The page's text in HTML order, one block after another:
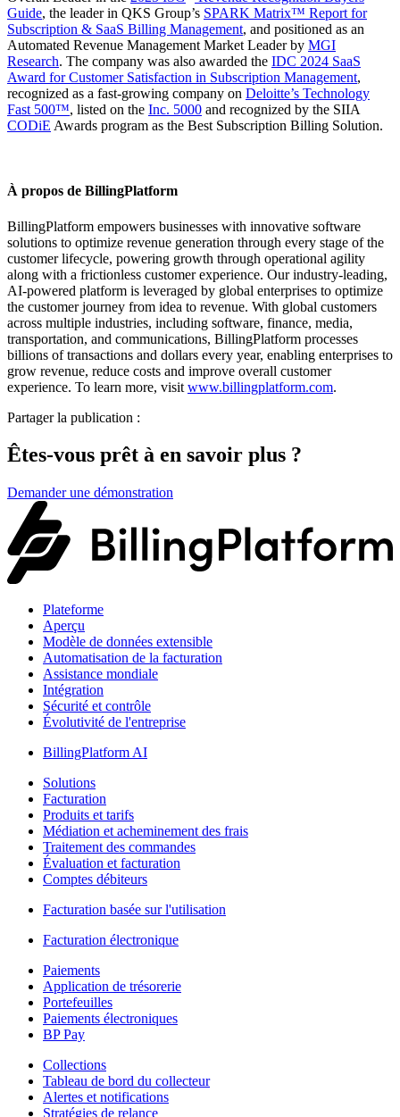
Guide, the leader in QKS Group’s SPARK Matrix™ Report for
Subscription & SaaS Billing Management, and positioned as an
Automated Revenue Management Market Leader by MGI
Research. The company was also awarded the IDC 2024 SaaS
Award for Customer Satisfaction in Subscription Management,
recognized as a fast-growing company on Deloitte’s Technology
Fast 500™, listed on the Inc. 5000 and recognized by the SIIA
CODiE Awards program as the Best Subscription Billing Solution.
À propos de BillingPlatform
BillingPlatform empowers businesses with innovative software
solutions to optimize revenue generation through every stage of the
customer lifecycle, powering growth through operational agility
along with a frictionless customer experience. Our industry-leading,
AI-powered platform is leveraged by global enterprises to optimize
the customer journey from idea to revenue. With global customers
across multiple industries, including software, finance, media,
transportation, and communications, BillingPlatform processes
billions of transactions and dollars every year, enabling enterprises to
grow revenue, reduce costs and improve overall customer
experience. To learn more, visit www.billingplatform.com.
Partager la publication :
Êtes-vous prêt à en savoir plus ?
Demander une démonstration
Plateforme
Aperçu
Modèle de données extensible
Automatisation de la facturation
Assistance mondiale
Intégration
Sécurité et contrôle
Évolutivité de l'entreprise
BillingPlatform AI
Solutions
Facturation
Produits et tarifs
Médiation et acheminement des frais
Traitement des commandes
Évaluation et facturation
Comptes débiteurs
Facturation basée sur l'utilisation
Facturation électronique
Paiements
Application de trésorerie
Portefeuilles
Paiements électroniques
BP Pay
Collections
Tableau de bord du collecteur
Alertes et notifications
Stratégies de relance